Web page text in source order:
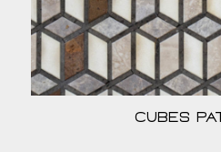
Cubes